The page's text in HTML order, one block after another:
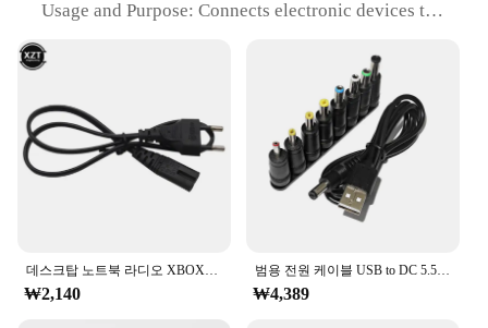
Usage and Purpose: Connects electronic devices to
Typical Adaptive Scenario: Office, home, or on-the-
Shape or Size or Weight or Quantity: Available in
various lengths and gauges
Performance and Property: High conductivity, low
resistance
stable connection between your electronic devices
and power sources. The high-quality PVC insulation
₩2,140
범용 전원 케이블 USB to DC 5.5x2.1mm 잭, 5V 충전 코드, 8 가지 선택 가능한 커넥터 팁, CCTV 카메라 TV 박스용
₩4,389